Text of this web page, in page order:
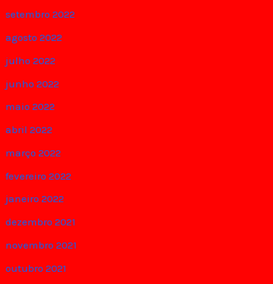
setembro 2022
agosto 2022
julho 2022
junho 2022
maio 2022
abril 2022
março 2022
fevereiro 2022
janeiro 2022
dezembro 2021
novembro 2021
outubro 2021